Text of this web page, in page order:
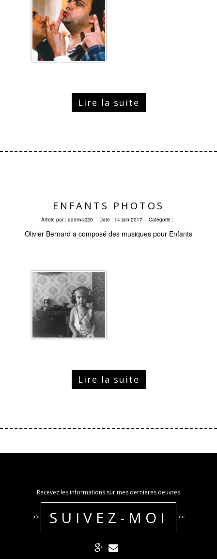
Lire la suite
ENFANTS PHOTOS
Article par : admin4220 Date : 14 juin 2017 Catégorie :
Olivier Bernard a composé des musiques pour Enfants
Lire la suite
Recevez les informations sur mes dernières oeuvres
>> SUIVEZ-MOI <<